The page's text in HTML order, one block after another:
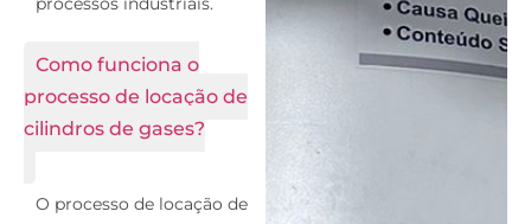
Como funciona o
processo de locação de
cilindros de gases?
O processo de locação de